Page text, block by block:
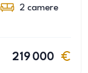
2 camere
219 000